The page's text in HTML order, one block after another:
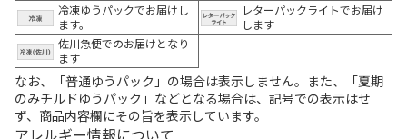
冷凍ゆうパックでお届けし
ます。
レターパックライトでお届け
します
佐川急便でのお届けとなり
ます
なお、「普通ゆうパック」の場合は表示しません。また、「夏期
のみチルドゆうパック」などとなる場合は、記号での表示はせ
ず、商品内容欄にその旨を表示しています。
アレルギー情報について